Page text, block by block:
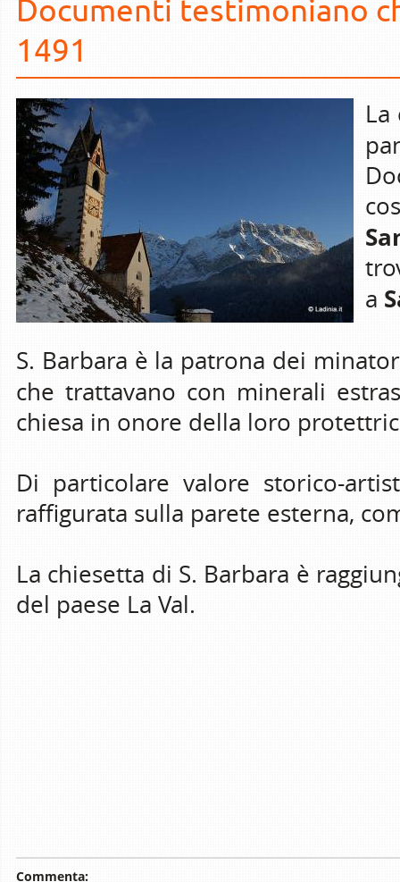
Documenti testimoniano
1491
a
S. Barbara è la patrona dei
che trattavano con minerali
chiesa in onore della loro
Di particolare valore storico-
raffigurata sulla parete esterna,
La chiesetta di S. Barbara è
del paese La Val.
Commenta: